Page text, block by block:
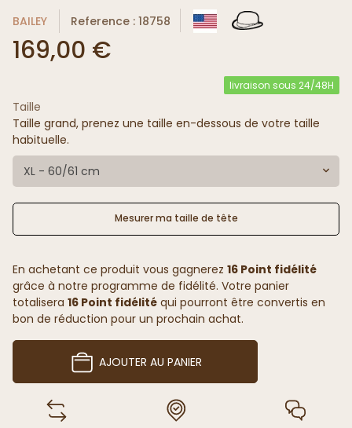
BAILEY Reference : 18758
169,00 €
livraison sous 24/48H
Taille
Taille grand, prenez une taille en-dessous de votre taille
habituelle.
XL - 60/61 cm
Mesurer ma taille de tête
En achetant ce produit vous gagnerez 16 Point fidélité
grâce à notre programme de fidélité. Votre panier
totalisera 16 Point fidélité qui pourront être convertis en
bon de réduction pour un prochain achat.
AJOUTER AU PANIER